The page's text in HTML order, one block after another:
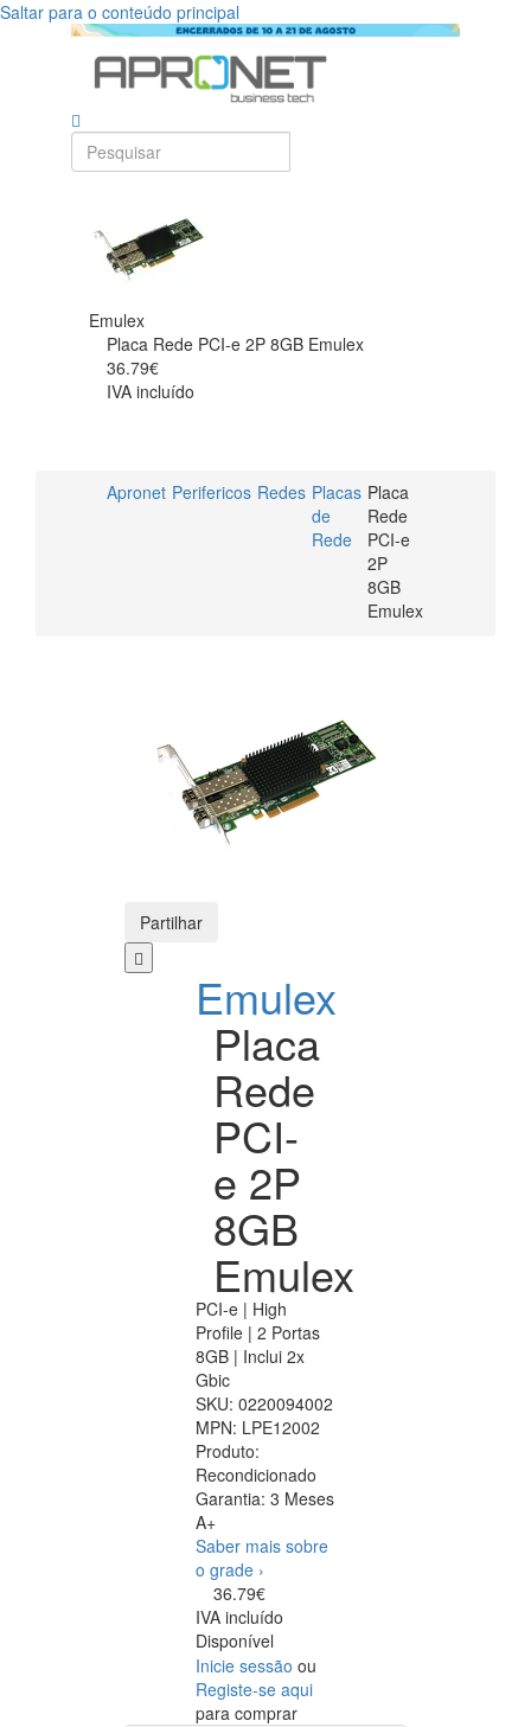
Saltar para o conteúdo principal
Emulex
Placa Rede PCI-e 2P 8GB Emulex
36.79€
IVA incluído
Apronet Perifericos Redes Placas
de
Rede
Placa
Rede
PCI-e
2P
8GB
Emulex
Partilhar
Emulex
Placa
Rede
PCI-
e 2P
8GB
Emulex
PCI-e | High
Profile | 2 Portas
8GB | Inclui 2x
Gbic
SKU: 0220094002
MPN: LPE12002
Produto:
Recondicionado
Garantia: 3 Meses
A+
Saber mais sobre
o grade ›
36.79€
IVA incluído
Disponível
Inicie sessão ou
Registe-se aqui
para comprar